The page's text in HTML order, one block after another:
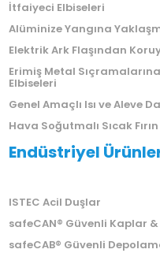
İtfaiyeci Elbiseleri
Alüminize Yangına
Elektrik Ark Flaşından
Erimiş Metal
Elbiseleri
Genel Amaçlı Isı ve Aleve
Hava Soğutmalı Sıcak
Endüstriyel
ISTEC Acil Duşlar
safeCAN® Güvenli Kaplar
safeCAB® Güvenli